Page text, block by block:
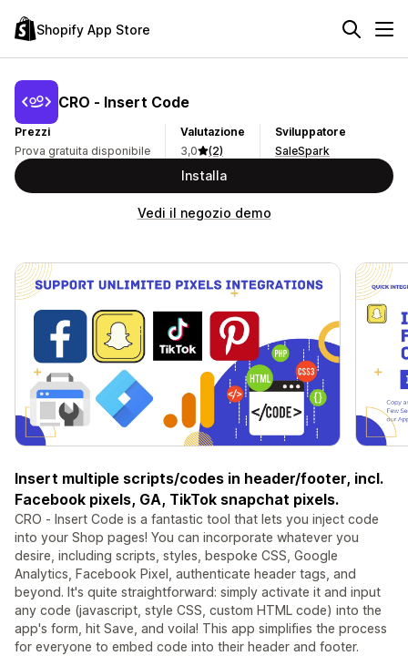
Shopify App Store
CRO ‑ Insert Code
Prezzi
Prova gratuita disponibile
Valutazione
3,0
(2)
Sviluppatore
SaleSpark
Installa
Vedi il negozio demo
Insert multiple scripts/codes in header/footer, incl.
Facebook pixels, GA, TikTok snapchat pixels.
CRO ‑ Insert Code is a fantastic tool that lets you inject code
into your Shop pages! You can incorporate whatever you
desire, including scripts, styles, bespoke CSS, Google
Analytics, Facebook Pixel, authenticate header tags, and
beyond. It's quite straightforward: simply activate it and input
any code (javascript, style CSS, custom HTML code) into the
app's form, hit Save, and voila! This app simplifies the process
for everyone to embed code into their header and footer.